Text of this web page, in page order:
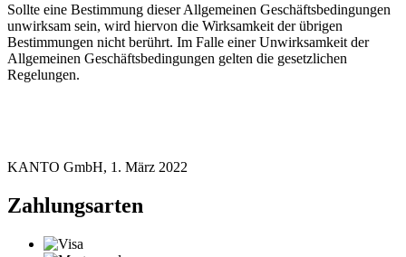
Sollte eine Bestimmung dieser Allgemeinen Geschäftsbedingungen
unwirksam sein, wird hiervon die Wirksamkeit der übrigen
Bestimmungen nicht berührt. Im Falle einer Unwirksamkeit der
Allgemeinen Geschäftsbedingungen gelten die gesetzlichen
Regelungen.
KANTO GmbH, 1. März 2022
Zahlungsarten